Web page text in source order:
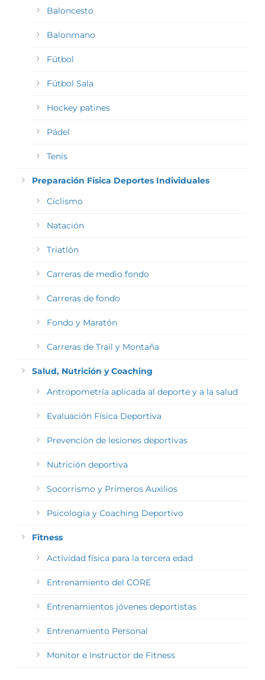
Baloncesto
Balonmano
Fútbol
Fútbol Sala
Hockey patines
Pádel
Tenis
Preparación Física Deportes Individuales
Ciclismo
Natación
Triatlón
Carreras de medio fondo
Carreras de fondo
Fondo y Maratón
Carreras de Trail y Montaña
Salud, Nutrición y Coaching
Antropometría aplicada al deporte y a la salud
Evaluación Física Deportiva
Prevención de lesiones deportivas
Nutrición deportiva
Socorrismo y Primeros Auxilios
Psicología y Coaching Deportivo
Fitness
Actividad física para la tercera edad
Entrenamiento del CORE
Entrenamientos jóvenes deportistas
Entrenamiento Personal
Monitor e Instructor de Fitness